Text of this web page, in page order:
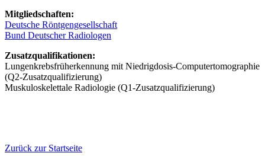
Mitgliedschaften:
Deutsche Röntgengesellschaft
Bund Deutscher Radiologen
Zusatzqualifikationen:
Lungenkrebsfrüherkennung mit Niedrigdosis-Computertomographie
(Q2-Zusatzqualifizierung)
Muskuloskelettale Radiologie (Q1-Zusatzqualifizierung)
Zurück zur Startseite